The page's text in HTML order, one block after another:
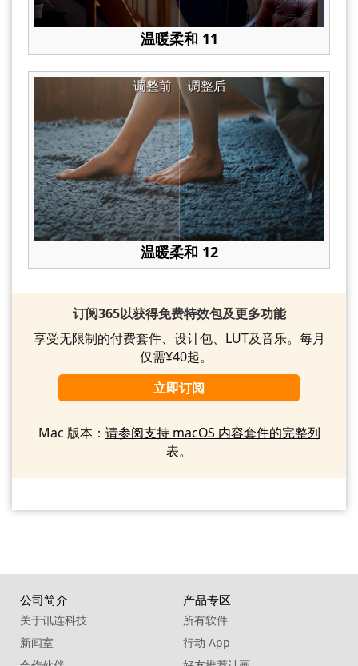
温暖柔和 11
调整后
调整前
温暖柔和 12
订阅365以获得免费特效包及更多功能
享受无限制的付费套件、设计包、LUT及音乐。每月
仅需¥40起。
立即订阅
Mac 版本： 请参阅支持 macOS 内容套件的完整列
表。
公司简介
关于讯连科技
新闻室
产品专区
所有软件
行动 App